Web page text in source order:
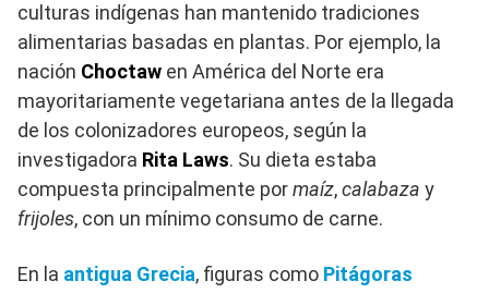
culturas indígenas han mantenido tradiciones
alimentarias basadas en plantas. Por ejemplo, la
nación Choctaw en América del Norte era
mayoritariamente vegetariana antes de la llegada
de los colonizadores europeos, según la
investigadora Rita Laws. Su dieta estaba
compuesta principalmente pormaíz,calabaza y
frijoles, con un mínimo consumo de carne.
En la antigua Grecia, figuras como Pitágoras